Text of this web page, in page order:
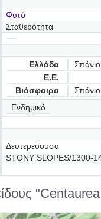
Φυτό
Σταθερότητα
Ελλάδα
Σπάνιο
Ε.Ε.
Βιόσφαιρα
Σπάνιο
Ενδημικό
Δευτερεύουσα
STONY SLOPES/1300-